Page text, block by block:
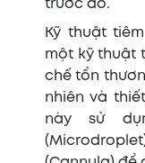
trước đó.
Kỹ thuật
một kỹ thuật
chế tổn
nhiên và
này sử